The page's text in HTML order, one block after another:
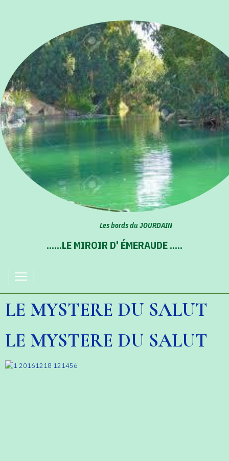
Les bords du JOURDAIN
......LE MIROIR D' ÉMERAUDE .....
LE MYSTERE DU SALUT
LE MYSTERE DU SALUT